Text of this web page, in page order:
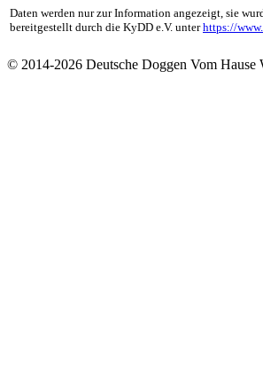
Daten werden nur zur Information angezeigt, sie
bereitgestellt durch die KyDD e.V. unterhttps://
© 2014-2026 Deutsche Doggen Vom Hause